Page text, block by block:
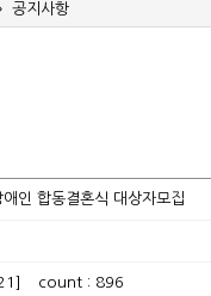
공지사항
인 합동결혼식 대상자모집
count : 896